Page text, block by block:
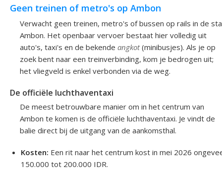
Geen treinen of metro's op Ambon
Verwacht geen treinen, metro's of bussen op rails in de
Ambon. Het openbaar vervoer bestaat hier volledig uit
auto's, taxi's en de bekende angkot(minibusjes). Als je op
zoek bent naar een treinverbinding, kom je bedrogen uit;
het vliegveld is enkel verbonden via de weg.
De officiële luchthaventaxi
De meest betrouwbare manier om in het centrum van
Ambon te komen is de officiële luchthaventaxi. Je vindt de
balie direct bij de uitgang van de aankomsthal.
Kosten: Een rit naar het centrum kost in mei 2026
150.000 tot 200.000 IDR.